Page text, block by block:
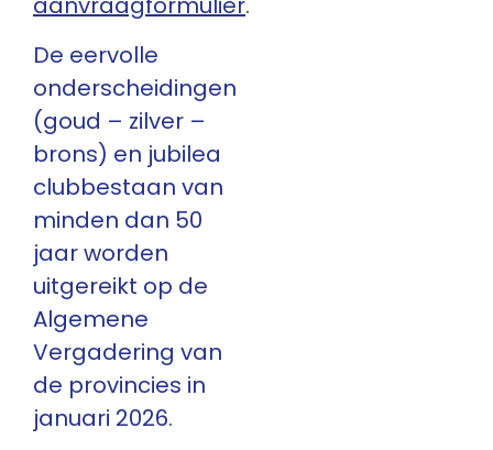
De eervolle
onderscheidingen
(goud – zilver –
brons) en jubilea
clubbestaan van
minden dan 50
jaar worden
uitgereikt op de
Algemene
Vergadering van
de provincies in
januari 2026.